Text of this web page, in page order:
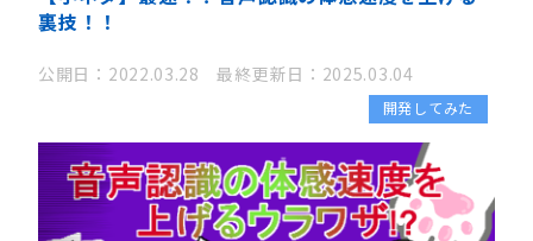
裏技！！
公開日：2022.03.28 最終更新日：2025.03.04
開発してみた